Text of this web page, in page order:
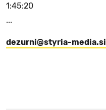
1:45:20
...
dezurni@styria-media.si